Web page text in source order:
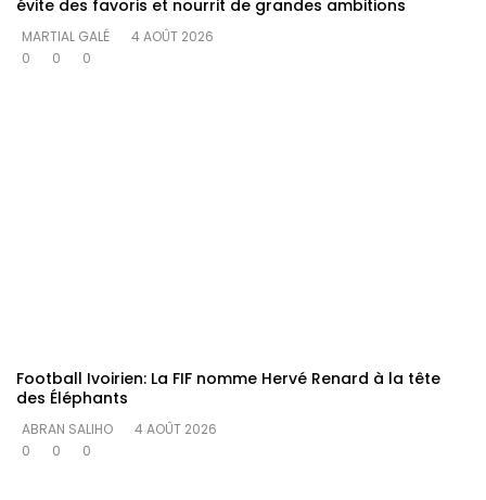
évite des favoris et nourrit de grandes ambitions
MARTIAL GALÉ
4 AOÛT 2026
0
0 0
Football Ivoirien: La FIF nomme Hervé Renard à la tête
des Éléphants
ABRAN SALIHO
4 AOÛT 2026
0
0 0